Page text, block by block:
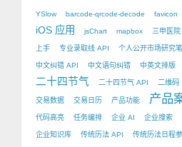
YSlow barcode-qrcode-decode favicon
iOS 应用 jsChart mapbox 三甲医
上手 专业录取线 API 个人公开市场研究
中文纠错 API 中文语句纠错 中英文排版
二十四节气 二十四节气 API 二维码
交易数据 交易日历 产品功能 产品
代码高亮 任务编排 企业 AI 企业搜索
企业知识库 传统历法 API 传统历法日程